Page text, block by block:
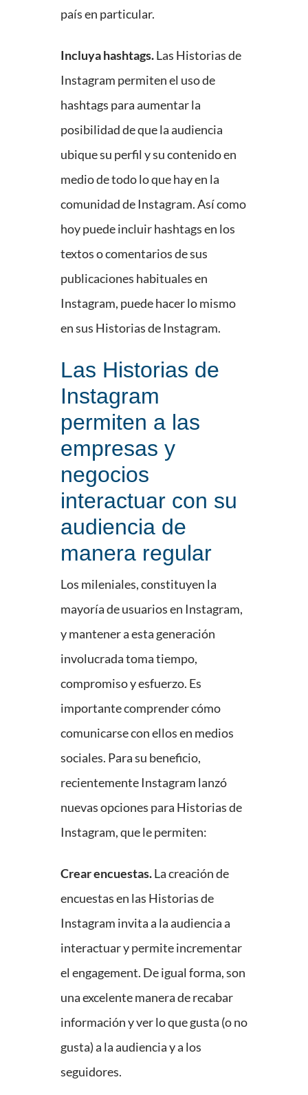
país en particular.
Incluya hashtags.Las Historias de
Instagram permiten el uso de
hashtags para aumentar la
posibilidad de que la audiencia
ubique su perfil y su contenido en
medio de todo lo que hay en la
comunidad de Instagram. Así como
hoy puede incluir hashtags en los
textos o comentarios de sus
publicaciones habituales en
Instagram, puede hacer lo mismo
en sus Historias de Instagram.
Las Historias de
Instagram
permiten a las
empresas y
negocios
interactuar con su
audiencia de
manera regular
Los mileniales, constituyen la
mayoría de usuarios en Instagram,
y mantener a esta generación
involucrada toma tiempo,
compromiso y esfuerzo. Es
importante comprender cómo
comunicarse con ellos en medios
sociales. Para su beneficio,
recientemente Instagram lanzó
nuevas opciones para Historias de
Instagram, que le permiten:
Crear encuestas.La creación de
encuestas en las Historias de
Instagram invita a la audiencia a
interactuar y permite incrementar
el engagement. De igual forma, son
una excelente manera de recabar
información y ver lo que gusta (o no
gusta) a la audiencia y a los
seguidores.